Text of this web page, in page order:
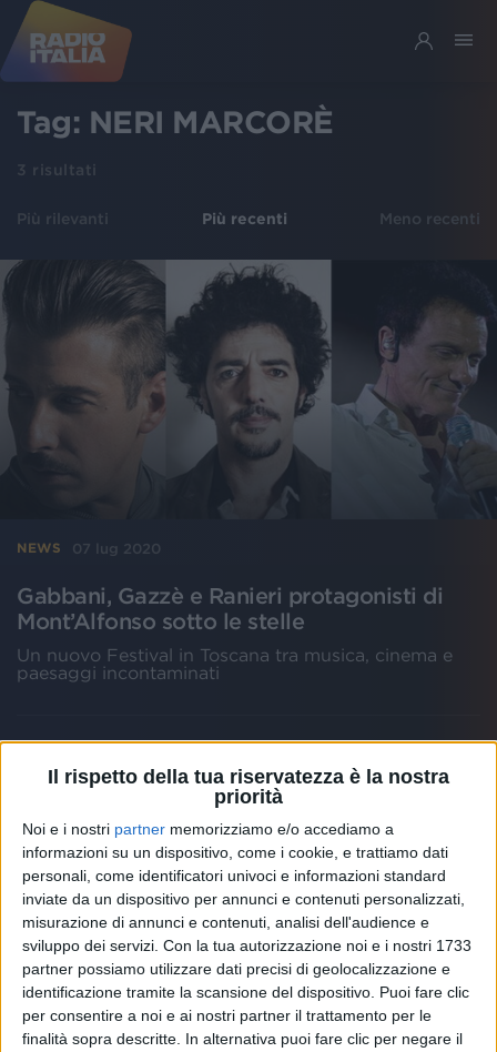
Il rispetto della tua riservatezza è la nostra
priorità
Noi e i nostri partner memorizziamo e/o accediamo a
informazioni su un dispositivo, come i cookie, e trattiamo dati
personali, come identificatori univoci e informazioni standard
inviate da un dispositivo per annunci e contenuti personalizzati,
misurazione di annunci e contenuti, analisi dell'audience e
sviluppo dei servizi. Con la tua autorizzazione noi e i nostri 1733
partner possiamo utilizzare dati precisi di geolocalizzazione e
identificazione tramite la scansione del dispositivo. Puoi fare clic
per consentire a noi e ai nostri partner il trattamento per le
finalità sopra descritte. In alternativa puoi fare clic per negare il
Tag: NERI MARCORÈ
3 risultati
Più rilevanti Più recenti Meno recenti
NEWS 07 lug 2020
Gabbani, Gazzè e Ranieri protagonisti di
Mont’Alfonso sotto le stelle
Un nuovo Festival in Toscana tra musica, cinema e
paesaggi incontaminati
NEWS 05 ago 2018